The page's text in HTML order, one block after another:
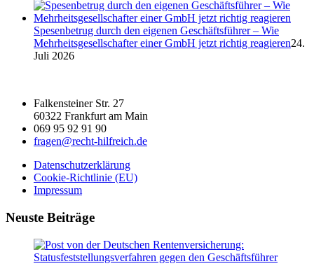
Spesenbetrug durch den eigenen Geschäftsführer – Wie
Mehrheitsgesellschafter einer GmbH jetzt richtig reagieren24.
Juli 2026
Falkensteiner Str. 27
60322 Frankfurt am Main
069 95 92 91 90
fragen@recht-hilfreich.de
Datenschutzerklärung
Cookie-Richtlinie (EU)
Impressum
Neuste Beiträge